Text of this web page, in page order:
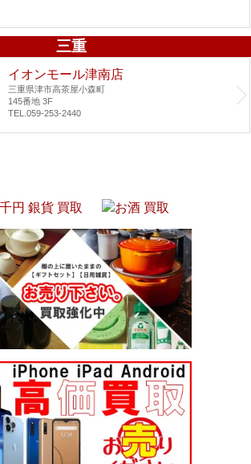
三重
イオンモール津南店
三重県津市高茶屋小森町
145番地 3F
TEL.059-253-2440